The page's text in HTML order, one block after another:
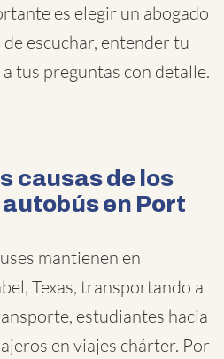
es elegir un abogado
escuchar, entender tu
tus preguntas con detalle.
causas de los
en Port
mantienen en
Texas, transportando a
estudiantes hacia
en viajes chárter. Por